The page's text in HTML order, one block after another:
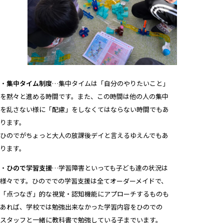
・ 集中タイム制度…集中タイムは「自分のやりたいこと」
を黙々と進める時間です。また、この時間は他の人の集中
を乱さない様に「配慮」をしなくてはならない時間でもあ
ります。
ひのでがちょっと大人の放課後デイと言えるゆえんでもあ
ります。
・ ひので学習支援…学習障害といっても子ども達の状況は
様々です。ひのででの学習支援は全てオーダーメイドで、
「点つなぎ」的な視覚・認知機能にアプローチするものも
あれば、学校では勉強出来なかった学習内容をひのでの
スタッフと一緒に教科書で勉強している子までいます。